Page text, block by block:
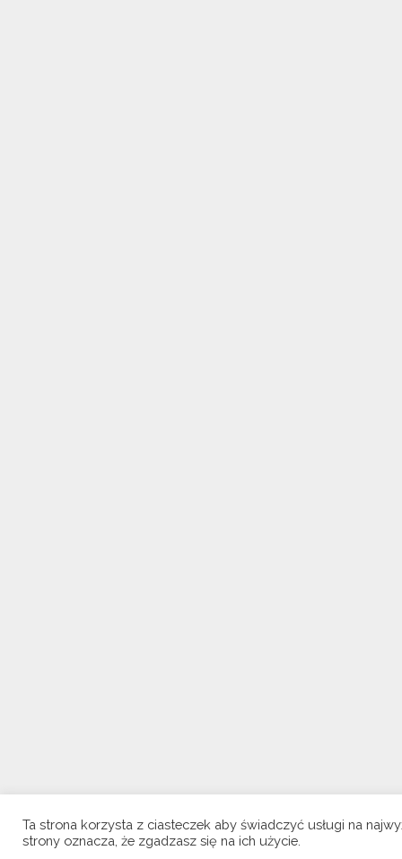
Ta strona korzysta z ciasteczek aby świadczyć usługi na
strony oznacza, że zgadzasz się na ich użycie.